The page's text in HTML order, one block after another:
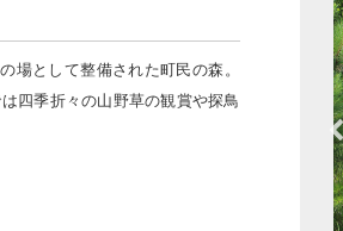
場として整備された町民の森。
四季折々の山野草の観賞や探鳥